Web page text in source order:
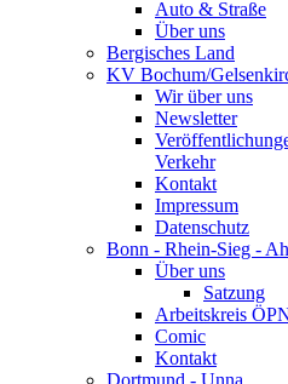
Auto & Straße
Über uns
Bergisches Land
KV Bochum/
Wir über uns
Newsletter
Verkehr
Kontakt
Impressum
Datenschutz
Bonn - Rhein-Sieg -
Über uns
Satzung
Arbeitskreis
Comic
Kontakt
Dortmund - Unna